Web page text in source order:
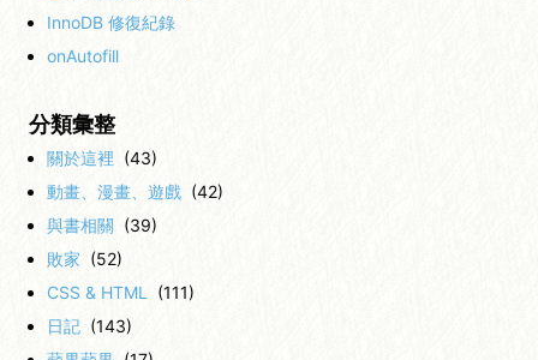
InnoDB 修復紀錄
onAutofill
分類彙整
關於這裡 (43)
動畫、漫畫、遊戲 (42)
與書相關 (39)
敗家 (52)
CSS & HTML
(111)
日記 (143)